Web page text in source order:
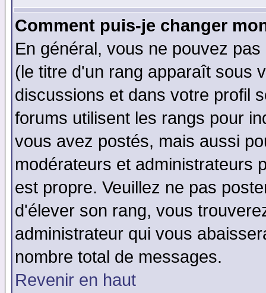
Comment puis-je changer
En général, vous ne pouvez
(le titre d'un rang apparaît sous
discussions et dans votre profil
forums utilisent les rangs pour
vous avez postés, mais aussi
modérateurs et administrateurs
est propre. Veuillez ne pas
d'élever son rang, vous
administrateur qui vous
nombre total de messages.
Revenir en haut